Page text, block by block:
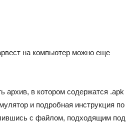
на компьютер можно еще
архив, в котором содержатся .apk
и подробная инструкция по
с файлом, подходящим под